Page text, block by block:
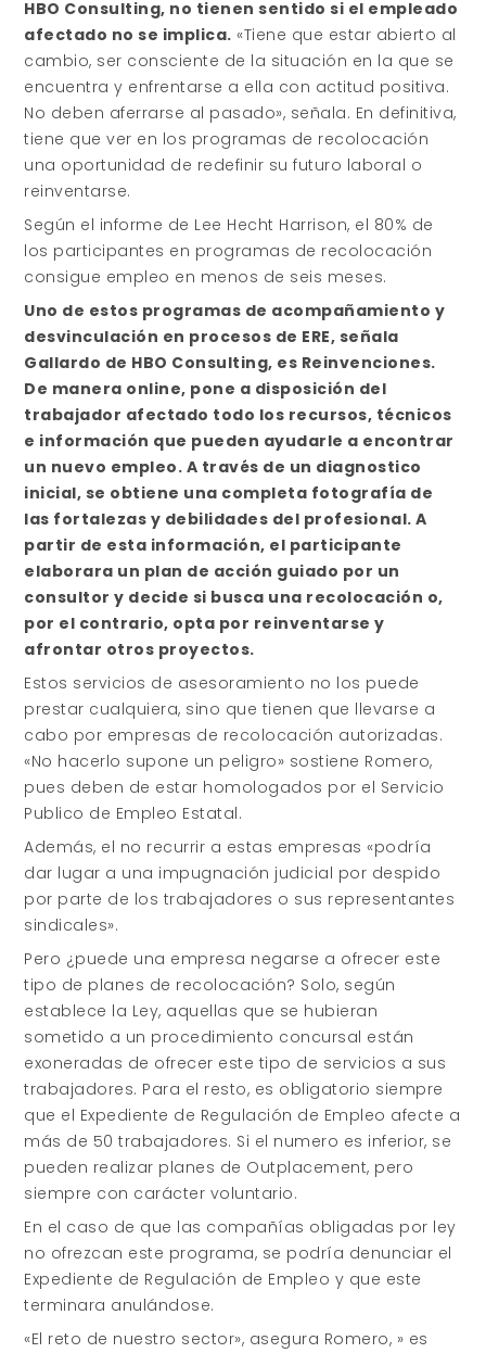
HBO Consulting, no tienen sentido si el empleado
afectado no se implica. «Tiene que estar abierto al
cambio, ser consciente de la situación en la que se
encuentra y enfrentarse a ella con actitud positiva.
No deben aferrarse al pasado», señala. En definitiva,
tiene que ver en los programas de recolocación
una oportunidad de redefinir su futuro laboral o
reinventarse.
Según el informe de Lee Hecht Harrison, el 80% de
los participantes en programas de recolocación
consigue empleo en menos de seis meses.
Uno de estos programas de acompañamiento y
desvinculación en procesos de ERE, señala
Gallardo de HBO Consulting, es Reinvenciones.
De manera online, pone a disposición del
trabajador afectado todo los recursos, técnicos
e información que pueden ayudarle a encontrar
un nuevo empleo. A través de un diagnostico
inicial, se obtiene una completa fotografía de
las fortalezas y debilidades del profesional. A
partir de esta información, el participante
elaborara un plan de acción guiado por un
consultor y decide si busca una recolocación o,
por el contrario, opta por reinventarse y
afrontar otros proyectos.
Estos servicios de asesoramiento no los puede
prestar cualquiera, sino que tienen que llevarse a
cabo por empresas de recolocación autorizadas.
«No hacerlo supone un peligro» sostiene Romero,
pues deben de estar homologados por el Servicio
Publico de Empleo Estatal.
Además, el no recurrir a estas empresas «podría
dar lugar a una impugnación judicial por despido
por parte de los trabajadores o sus representantes
sindicales».
Pero ¿puede una empresa negarse a ofrecer este
tipo de planes de recolocación? Solo, según
establece la Ley, aquellas que se hubieran
sometido a un procedimiento concursal están
exoneradas de ofrecer este tipo de servicios a sus
trabajadores. Para el resto, es obligatorio siempre
que el Expediente de Regulación de Empleo afecte a
más de 50 trabajadores. Si el numero es inferior, se
pueden realizar planes de Outplacement, pero
siempre con carácter voluntario.
En el caso de que las compañías obligadas por ley
no ofrezcan este programa, se podría denunciar el
Expediente de Regulación de Empleo y que este
terminara anulándose.
«El reto de nuestro sector», asegura Romero, » es